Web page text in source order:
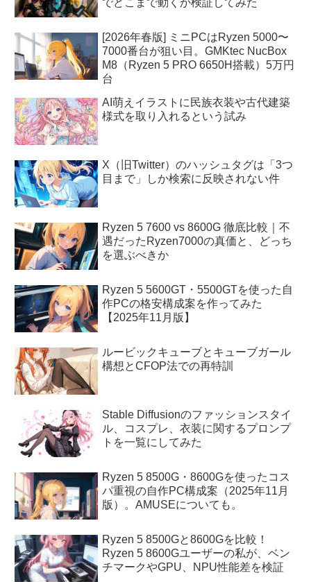
[2026年春版] ミニPCはRyzen 5000〜
7000番台が狙い目。GMKtec NucBox
M8（Ryzen 5 PRO 6650H搭載）5万円
台
AI萌えイラストに民族衣装や古代建築
様式を取り入れるという試み
X（旧Twitter）のハッシュタグは「3つ
目まで」しか検索に反映されない件
Ryzen 5 7600 vs 8600G 徹底比較｜不
遇だったRyzen7000の真価と、どっち
を選ぶべきか
Ryzen 5 5600GT・5500GTを使った自
作PCの格安構成案を作ってみた
【2025年11月版】
ルービックキューブとキューブガール
構想とCFOP法での再特訓
Stable Diffusionのファッションスタイ
ル、コスプレ、衣装に関するプロンプ
トを一覧にしてみた
Ryzen 5 8500G・8600Gを使ったコス
パ重視の自作PC構成案（2025年11月
版）。AMUSEについても。
Ryzen 5 8500Gと8600Gを比較！
Ryzen 5 8600Gユーザーの私が、ベン
チマークやGPU、NPU性能差を検証